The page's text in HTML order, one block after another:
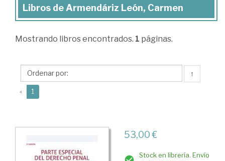
Libros
Armendáriz
Carmen
Libros de Armendáriz León, Carmen
Mostrando libros encontrados. 1 páginas.
↑
« 1
53,00 €
Stock en librería. Envío